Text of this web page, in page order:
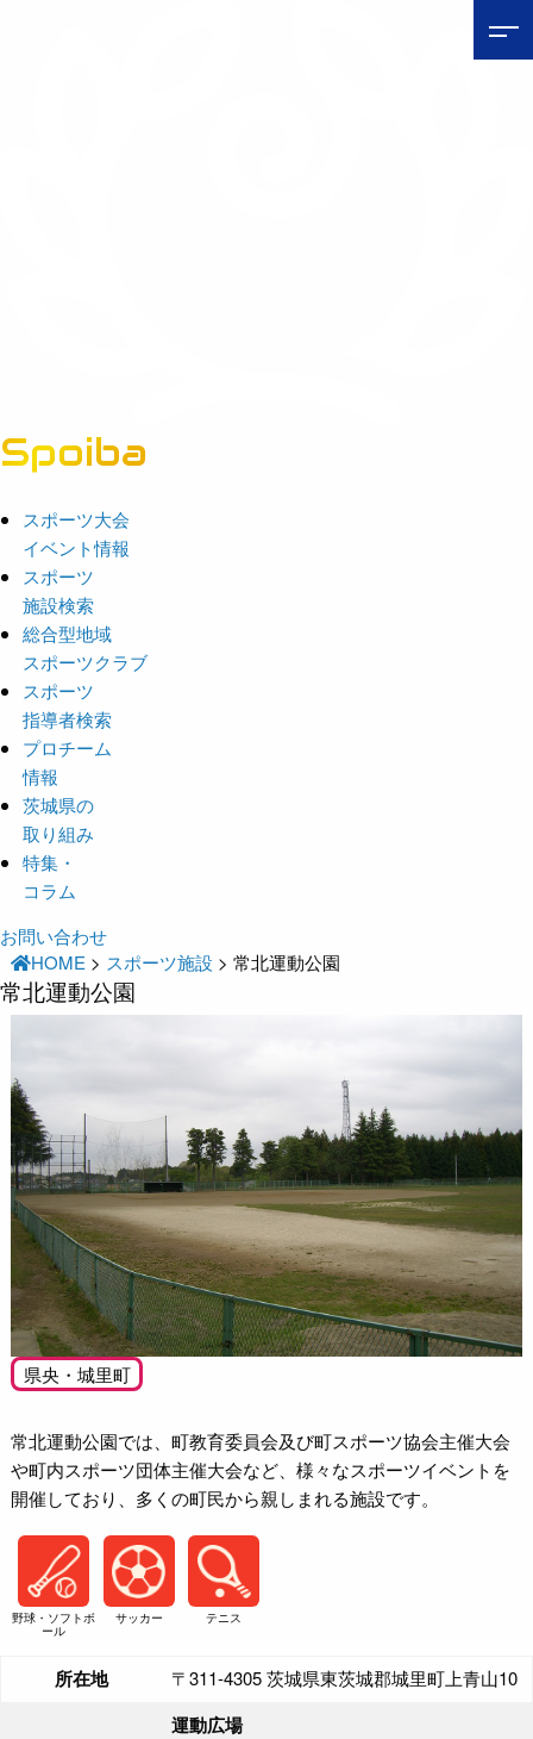
Spoiba
スポーツ大会
イベント情報
スポーツ
施設検索
総合型地域
スポーツクラブ
スポーツ
指導者検索
プロチーム
情報
茨城県の
取り組み
特集・
コラム
お問い合わせ
HOME > スポーツ施設 >常北運動公園
常北運動公園
県央・城里町
常北運動公園では、町教育委員会及び町スポーツ協会主催大会
や町内スポーツ団体主催大会など、様々なスポーツイベントを
開催しており、多くの町民から親しまれる施設です。
野球・ソフトボ
ール
サッカー テニス
所在地 〒311-4305 茨城県東茨城郡城里町上青山10
運動広場